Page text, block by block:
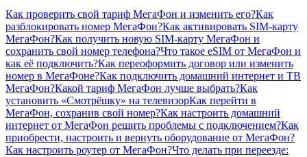
Как проверить свой тариф МегаФон и изменить его?Как
разблокировать номер МегаФон?Как активировать SIM-карту
МегаФон?Как получить новую SIM-карту МегаФон и
сохранить свой номер телефона?Что такое eSIM от МегаФон и
как её подключить?Как переоформить договор или изменить
номер в МегаФоне?Как подключить домашний интернет и ТВ
МегаФон?Какой тариф МегаФон лучше выбрать?Как
установить «Смотрёшку» на телевизорКак перейти в
МегаФон, сохранив свой номер?Как настроить домашний
интернет от МегаФон решить проблемы с подключением?Как
приобрести, настроить и вернуть оборудование от МегаФон?
Как настроить роутер от МегаФон?Что делать при переезде: